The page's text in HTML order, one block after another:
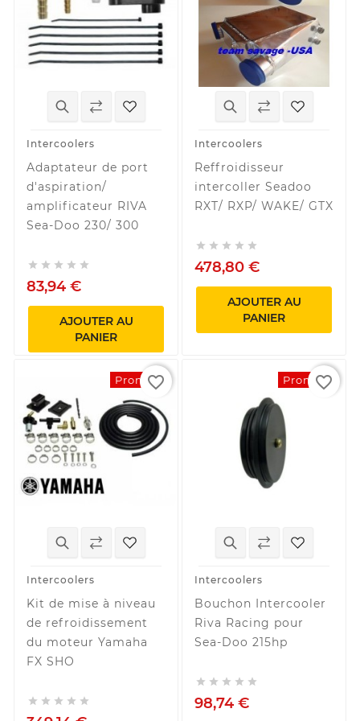
Intercoolers
Adaptateur de port
d'aspiration/
amplificateur RIVA
Sea-Doo 230/ 300
    
83,94 €
AJOUTER AU
PANIER
Intercoolers
Reffroidisseur
intercoller Seadoo
RXT/ RXP/ WAKE/ GTX
    
478,80 €
AJOUTER AU
PANIER
Promo !
Intercoolers
Kit de mise à niveau
de refroidissement
du moteur Yamaha
FX SHO
    
favorite_border Promo !
Intercoolers
Bouchon Intercooler
Riva Racing pour
Sea-Doo 215hp
    
98,74 €
favorite_border